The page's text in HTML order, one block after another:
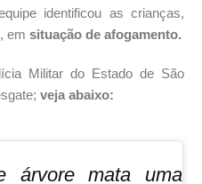
identificou as crianças,
em situação de afogamento.
Militar do Estado de São
veja abaixo:
árvore mata uma